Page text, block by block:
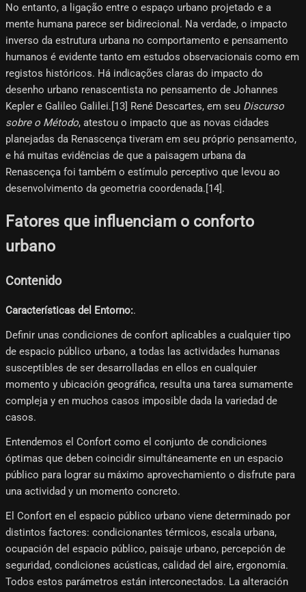
No entanto, a ligação entre o espaço urbano projetado e a
mente humana parece ser bidirecional. Na verdade, o impacto
inverso da estrutura urbana no comportamento e pensamento
humanos é evidente tanto em estudos observacionais como em
registos históricos. Há indicações claras do impacto do
desenho urbano renascentista no pensamento de Johannes
Kepler e Galileo Galilei.[13] René Descartes, em seu Discurso
sobre o Método, atestou o impacto que as novas cidades
planejadas da Renascença tiveram em seu próprio pensamento,
e há muitas evidências de que a paisagem urbana da
Renascença foi também o estímulo perceptivo que levou ao
desenvolvimento da geometria coordenada.[14]​.
Fatores que influenciam o conforto
urbano
Contenido
Características del Entorno:.
Definir unas condiciones de confort aplicables a cualquier tipo
de espacio público urbano, a todas las actividades humanas
susceptibles de ser desarrolladas en ellos en cualquier
momento y ubicación geográfica, resulta una tarea sumamente
compleja y en muchos casos imposible dada la variedad de
casos.
Entendemos el Confort como el conjunto de condiciones
óptimas que deben coincidir simultáneamente en un espacio
público para lograr su máximo aprovechamiento o disfrute para
una actividad y un momento concreto.
El Confort en el espacio público urbano viene determinado por
distintos factores: condicionantes térmicos, escala urbana,
ocupación del espacio público, paisaje urbano, percepción de
seguridad, condiciones acústicas, calidad del aire, ergonomía.
Todos estos parámetros están interconectados. La alteración